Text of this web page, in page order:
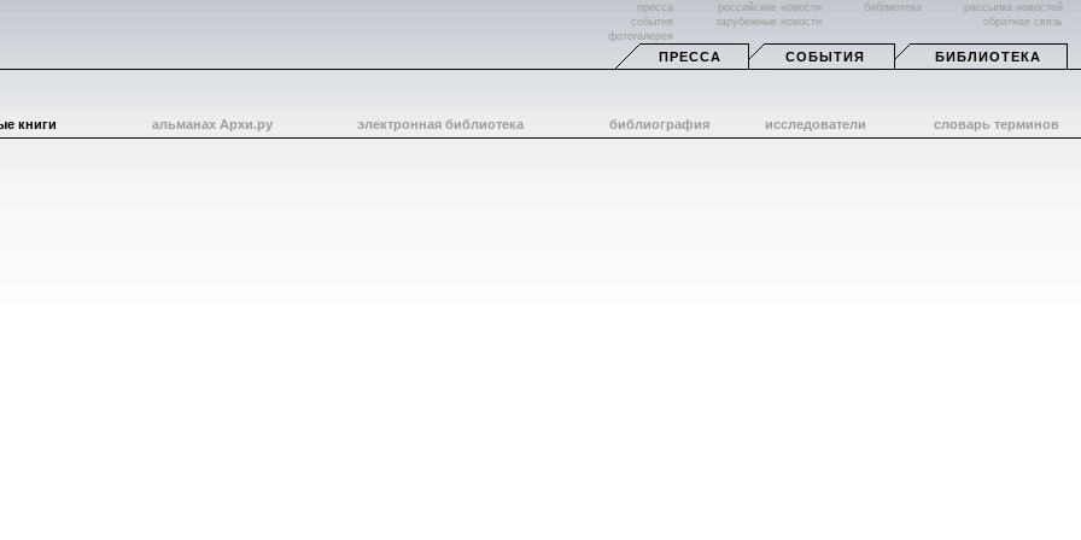
пресса
события
фотогалерея
российские новости
зарубежные новости
библиотека
рассылка новостей
обратная связь
ПРЕССА СОБЫТИЯ БИБЛИОТЕКА
книги альманах Архи.ру электронная библиотека библиография исследователи словарь терминов